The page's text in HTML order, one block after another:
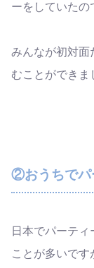
ーをしていたの
みんなが初対面
むことができま
②おうちでパ
日本でパーテ
ことが多いです